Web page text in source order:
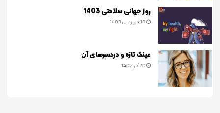
روز جهانی سلامتی 1403
18 فروردین 1403
عینک تازه و دردسرهای آن
20 آذر 1402